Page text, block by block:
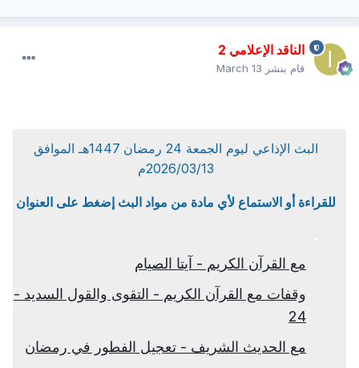
الناقد الإعلامي 2
قام بنشر March 13
البث الإذاعي ليوم الجمعة 24 رمضان 1447هـ الموافق
2026/03/13م
للقراءة أو الاستماع لأي مادة من مواد البث إضغط على العنوان
مع القرآن الكريم - آيتا الصيام
وقفات مع القرآن الكريم - التقوى والقول السديد -
24
مع الحديث الشريف - تعجيل الفطور في رمضان